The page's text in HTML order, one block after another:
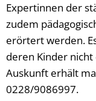
Expertinnen der
zudem
erörtert werden.
deren Kinder
Auskunft erhält
0228/9086997.